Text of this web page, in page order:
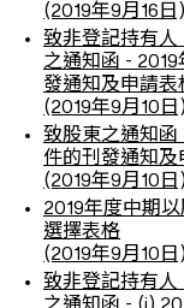
(2019年9月16日)
致非登記持有人
之通知函 -
發通知及申請表
(2019年9月10日)
致股東之通知函
件的刊發通知及
(2019年9月10日)
2019年度中期以
選擇表格
(2019年9月10日)
致非登記持有人